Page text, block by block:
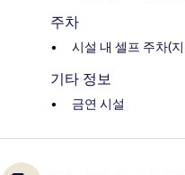
주차
시설 내 셀프 주차(
기타 정보
금연 시설